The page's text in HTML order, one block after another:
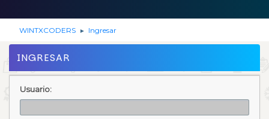
WINTXCODERS ► Ingresar
INGRESAR
Usuario: